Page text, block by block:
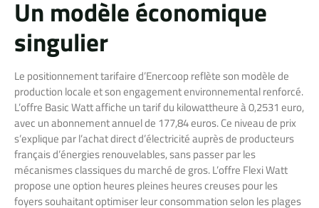
Un modèle économique
singulier
Le positionnement tarifaire d’Enercoop reflète son modèle de
production locale et son engagement environnemental renforcé.
L’offre Basic Watt affiche un tarif du kilowattheure à 0,2531 euro,
avec un abonnement annuel de 177,84 euros. Ce niveau de prix
s’explique par l’achat direct d’électricité auprès de producteurs
français d’énergies renouvelables, sans passer par les
mécanismes classiques du marché de gros. L’offre Flexi Watt
propose une option heures pleines heures creuses pour les
foyers souhaitant optimiser leur consommation selon les plages